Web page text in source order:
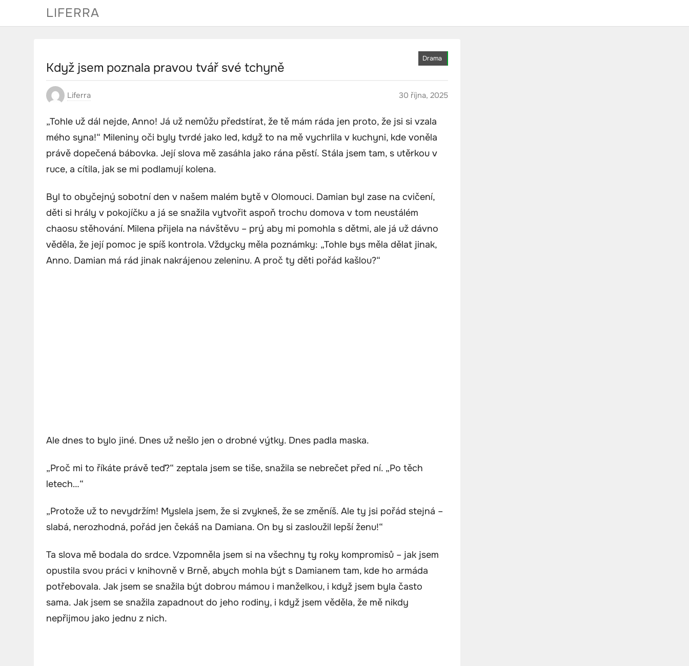
LIFERRA
Drama
Když jsem poznala pravou tvář své tchyně
Liferra 30 října, 2025
„Tohle už dál nejde, Anno! Já už nemůžu předstírat, že tě mám ráda jen proto, že jsi si vzala
mého syna!“ Mileniny oči byly tvrdé jako led, když to na mě vychrlila v kuchyni, kde voněla
právě dopečená bábovka. Její slova mě zasáhla jako rána pěstí. Stála jsem tam, s utěrkou v
ruce, a cítila, jak se mi podlamují kolena.
Byl to obyčejný sobotní den v našem malém bytě v Olomouci. Damian byl zase na cvičení,
děti si hrály v pokojíčku a já se snažila vytvořit aspoň trochu domova v tom neustálém
chaosu stěhování. Milena přijela na návštěvu – prý aby mi pomohla s dětmi, ale já už dávno
věděla, že její pomoc je spíš kontrola. Vždycky měla poznámky: „Tohle bys měla dělat jinak,
Anno. Damian má rád jinak nakrájenou zeleninu. A proč ty děti pořád kašlou?“
Ale dnes to bylo jiné. Dnes už nešlo jen o drobné výtky. Dnes padla maska.
„Proč mi to říkáte právě teď?“ zeptala jsem se tiše, snažila se nebrečet před ní. „Po těch
letech…“
„Protože už to nevydržím! Myslela jsem, že si zvykneš, že se změníš. Ale ty jsi pořád stejná –
slabá, nerozhodná, pořád jen čekáš na Damiana. On by si zasloužil lepší ženu!“
Ta slova mě bodala do srdce. Vzpomněla jsem si na všechny ty roky kompromisů – jak jsem
opustila svou práci v knihovně v Brně, abych mohla být s Damianem tam, kde ho armáda
potřebovala. Jak jsem se snažila být dobrou mámou i manželkou, i když jsem byla často
sama. Jak jsem se snažila zapadnout do jeho rodiny, i když jsem věděla, že mě nikdy
nepřijmou jako jednu z nich.